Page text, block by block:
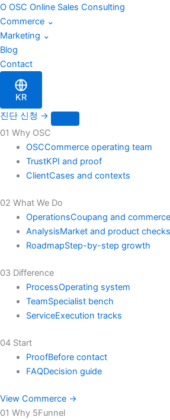
Skip
to
content
O OSC Online Sales Consulting
Commerce ⌄
Marketing ⌄
Blog
Contact
KR
진단 신청 →
01 Why OSC
OSCCommerce operating team
TrustKPI and proof
ClientCases and contexts
02 What We Do
OperationsCoupang and
AnalysisMarket and product checks
RoadmapStep-by-step growth
03 Difference
ProcessOperating system
TeamSpecialist bench
ServiceExecution tracks
04 Start
ProofBefore contact
FAQDecision guide
View Commerce →
01 Why 5Funnel
블
로
검
색